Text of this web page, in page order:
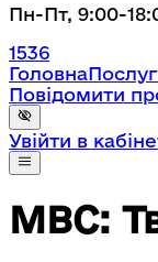
Пн-Пт, 9:00-
1536
Головна
Повідомити
Увійти в
МВС: